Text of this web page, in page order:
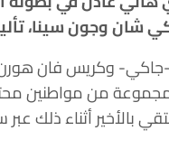
شان وجون سينا،
وكريس فان هورن -
من مواطنين
بالأخير أثناء